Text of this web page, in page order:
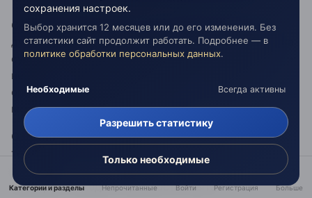
Смотря какой опыт. Есть чисто физический, а есть
духовный. Второй приобретать сложнее, работать на
субъективном поле принимая в расчет физический -
непросто. Зачастую, идет процесс приобретение
опыта, а мы какой то фрагмент этого текущего
момента принимаем за сам опыт.
Отсюда наши разочарования, отрезанный кусочек
текущего опыта не дают цельной картины и мы
барахтаемся на поверхности, боясь глубоко нырнуть,
когда речь заходит о цельности опыта.
Категории и разделы Непрочитанные Войти Регистрация Больше
сохранения настроек.
Выбор хранится 12 месяцев или до его изменения. Без
статистики сайт продолжит работать. Подробнее — в
политике обработки персональных данных.
Необходимые Всегда активны
Разрешить статистику
Только необходимые